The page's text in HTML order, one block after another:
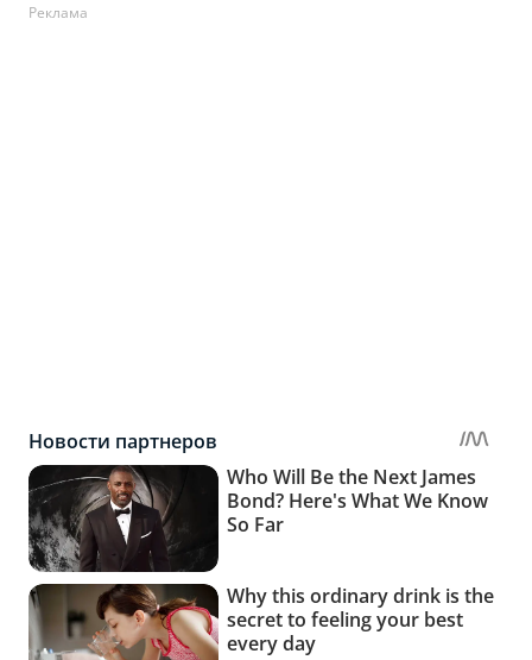
Реклама